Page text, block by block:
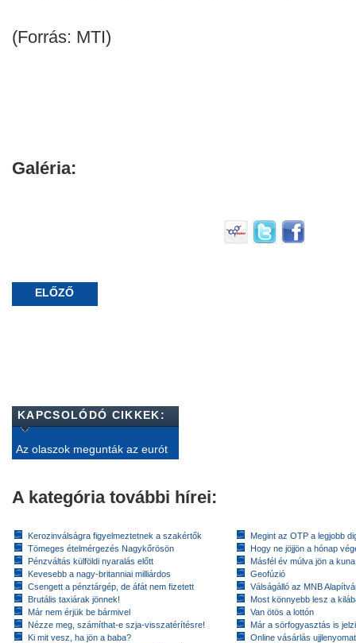
(Forrás: MTI)
Galéria:
ELŐZŐ
KAPCSOLÓDÓ CIKKEK:
Az olaszok megunták az eurót
A kategória további hírei:
Kerozinválságra figyelmeztetnek a szakértők
Tömeges ételmérgezés Nagykőrösön
Pénzváltás külföldi nyaralás előtt
Kevesebb a nagy-britanniai milliárdos
Csengett a pénztárgép, de áfát nem fizetett
Brutális taxiárak jönnek!
Már nem érjük be bármivel
Nézze meg, számíthat-e szja-visszatérítésre!
Ki mit vesz, ha jön a baba?
Megint az OTP a legjobb
Hogy ne jöjjön a hónap
Másfél év múlva jön a
Geofúzió
Válságálló az MNB
Most könnyebb lesz a
Van ötös a lottón
Már a sörfogyasztás is
Online vásárlás